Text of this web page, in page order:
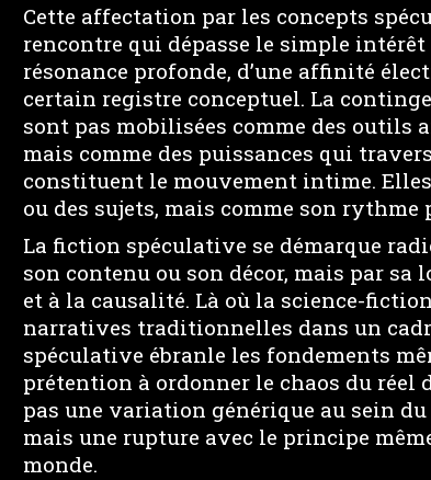
Cette affectation par les concepts
rencontre qui dépasse le simple
résonance profonde, d’une affinité
certain registre conceptuel. La
sont pas mobilisées comme des outils
mais comme des puissances qui
constituent le mouvement intime.
ou des sujets, mais comme son
La fiction spéculative se démarque
son contenu ou son décor, mais par
et à la causalité. Là où la science-
narratives traditionnelles dans un
spéculative ébranle les fondements
prétention à ordonner le chaos du réel
pas une variation générique au sein
mais une rupture avec le principe
monde.